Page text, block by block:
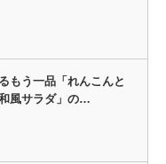
もう一品「れんこんと
風サラダ」の…